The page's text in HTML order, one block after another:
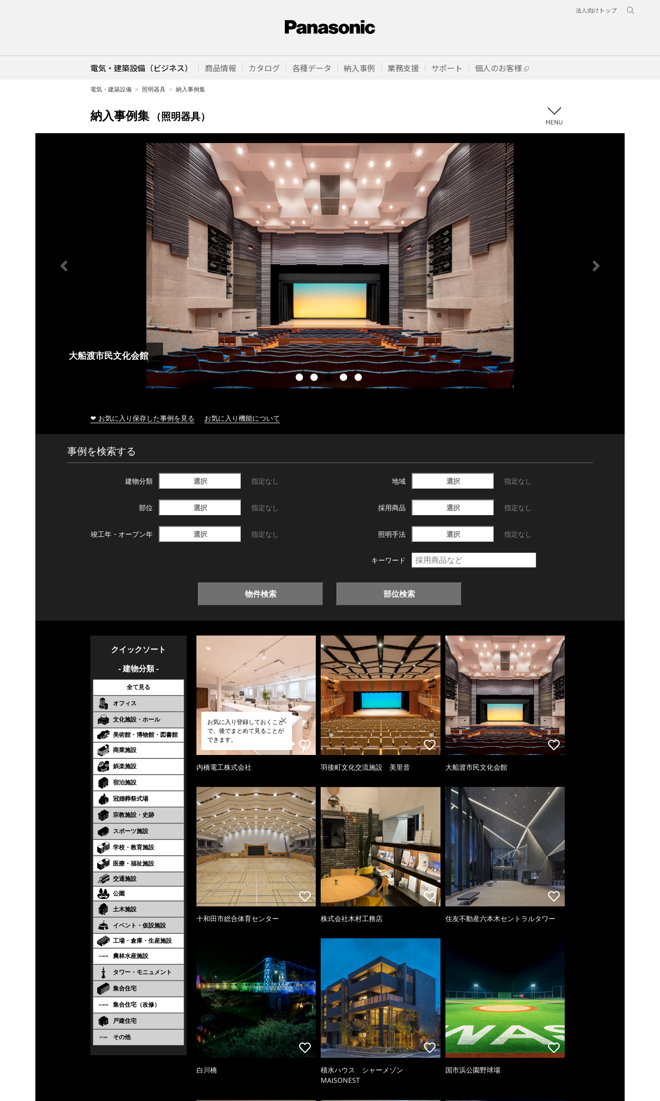
法人向けトップ
電気・建築設備（ビジネス） 商品情報 カタログ 各種データ 納入事例 業務支援 サポート 個人のお客様
電気・建築設備 照明器具 納入事例集
納入事例集 （照明器具）
大船渡市民文化会館
❤ お気に入り保存した事例を見る お気に入り機能について
事例を検索する
建物分類 選択 指定なし 地域 選択 指定なし
部位 選択 指定なし 採用商品 選択 指定なし
竣工年・ オープン年 選択 指定なし 照明手法 選択 指定なし
キーワード
物件検索 部位検索
クイックソート
- 建物分類 -
全て見る
オフィス
文化施設・ホール
美術館・博物館・図書館
商業施設
娯楽施設
宿泊施設
冠婚葬祭式場
宗教施設・史跡
スポーツ施設
学校・教育施設
医療・福祉施設
交通施設
公園
土木施設
イベント・仮設施設
工場・倉庫・生産施設
農林水産施設
タワー・モニュメント
集合住宅
集合住宅（改修）
戸建住宅
その他
お気に入り登録しておくこと
で、後でまとめて見ることが
できます。
内橋電工株式会社 羽後町文化交流施設 美里音 大船渡市民文化会館
十和田市総合体育センター 株式会社木村工務店 住友不動産六本木セントラルタワー
白川橋
積水ハウス シャーメゾン
MAISONEST
国市浜公園野球場